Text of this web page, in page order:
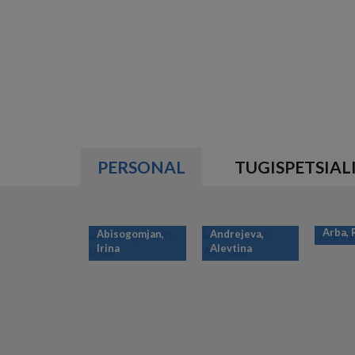
PERSONAL
Abisogomjan,
Irina
Andrejeva,
Alevtina
Arba,
PAGINATION